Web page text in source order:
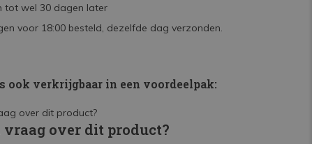
tot wel 30 dagen later
voor 18:00 besteld, dezelfde dag verzonden.
ook verkrijgbaar in een voordeelpak:
vraag over dit product?